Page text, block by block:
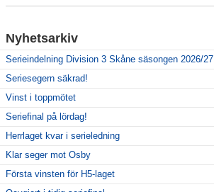
Nyhetsarkiv
Serieindelning Division 3 Skåne säsongen 2026/27
Seriesegern säkrad!
Vinst i toppmötet
Seriefinal på lördag!
Herrlaget kvar i serieledning
Klar seger mot Osby
Första vinsten för H5-laget